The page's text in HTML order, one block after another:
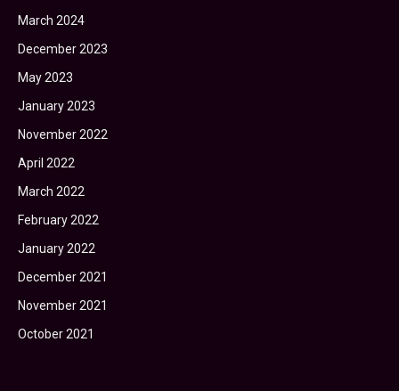
March 2024
December 2023
May 2023
January 2023
November 2022
April 2022
March 2022
February 2022
January 2022
December 2021
November 2021
October 2021